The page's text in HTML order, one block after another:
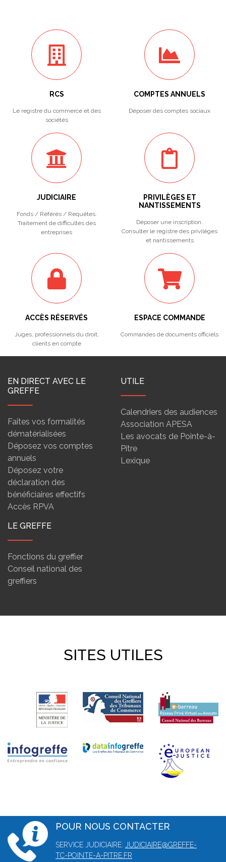
RCS
Le registre du commerce et des
sociétés
COMPTES ANNUELS
Déposer des comptes sociaux
JUDICIAIRE
Fonds / Référés / Requêtes.
Traitement de difficultés des
entreprises
PRIVILÈGES ET
NANTISSEMENTS
Déposer une inscription.
Consulter le registre des privilèges
et nantissements
ACCÈS RÉSERVÉS
Juges, professionnels du droit,
clients en compte
ESPACE COMMANDE
Commandes de documents officiels
EN DIRECT AVEC LE
GREFFE
Faites vos formalités
dématérialisées
Déposez vos comptes
annuels
Déposez votre
déclaration des
bénéficiaires effectifs
Accès RPVA
UTILE
Calendriers des audiences
Association APESA
Les avocats de Pointe-à-
Pitre
Lexique
LE GREFFE
Fonctions du greffier
Conseil national des
greffiers
SITES UTILES
POUR NOUS CONTACTER
SERVICE JUDICIAIRE: JUDICIAIRE@GREFFE-
TC-POINTE-A-PITRE.FR